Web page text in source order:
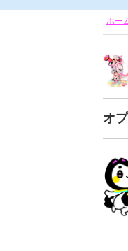
ホー
オ